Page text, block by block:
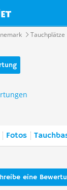
Tauchplätze
Fotos
eine